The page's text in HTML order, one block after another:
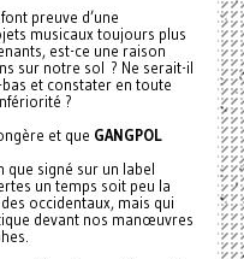
preuve d’une
musicaux toujours plus
est-ce une raison
sur notre sol ? Ne serait-il
et constater en toute
?
et que GANGPOL
que signé sur un label
un temps soit peu la
occidentaux, mais qui
devant nos manœuvres